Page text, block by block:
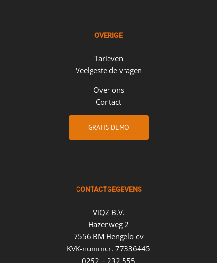
OVERIGE
Tarieven
Veelgestelde vragen
Over ons
Contact
GRATIS DEMO
CONTACTGEGEVENS
ViQZ B.V.
Hazenweg 2
7556 BM Hengelo ov
KVK-nummer: 77336445
0252 – 232 555